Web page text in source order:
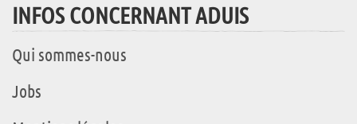
INFOS CONCERNANT ADUIS
Qui sommes-nous
Jobs